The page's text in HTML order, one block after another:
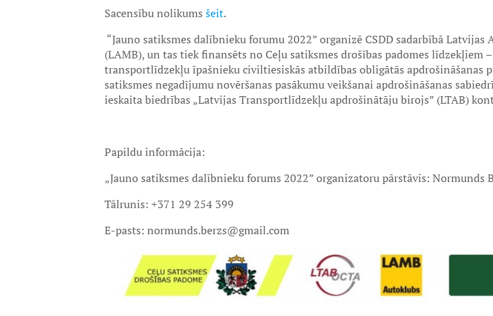
Sacensību nolikums šeit.
“Jauno satiksmes dalībnieku forumu 2022” organizē CSDD sadarbībā
(LAMB), un tas tiek finansēts no Ceļu satiksmes drošības padomes līdzekļiem –
transportlīdzekļu īpašnieku civiltiesiskās atbildības obligātās apdrošināšanas
satiksmes negadījumu novēršanas pasākumu veikšanai apdrošināšanas
ieskaita biedrības „Latvijas Transportlīdzekļu apdrošinātāju birojs” (LTAB)
Papildu informācija:
„Jauno satiksmes dalībnieku forums 2022” organizatoru pārstāvis: Normunds
Tālrunis: +371 29 254 399
E-pasts: normunds.berzs@gmail.com